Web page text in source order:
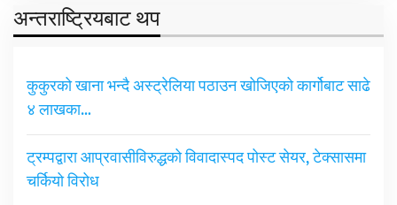
अन्तराष्ट्रियबाट थप
कुकुरको खाना भन्दै अस्ट्रेलिया पठाउन खोजिएको कार्गोबाट साढे
४ लाखका…
ट्रम्पद्वारा आप्रवासीविरुद्धको विवादास्पद पोस्ट सेयर, टेक्सासमा
चर्कियो विरोध